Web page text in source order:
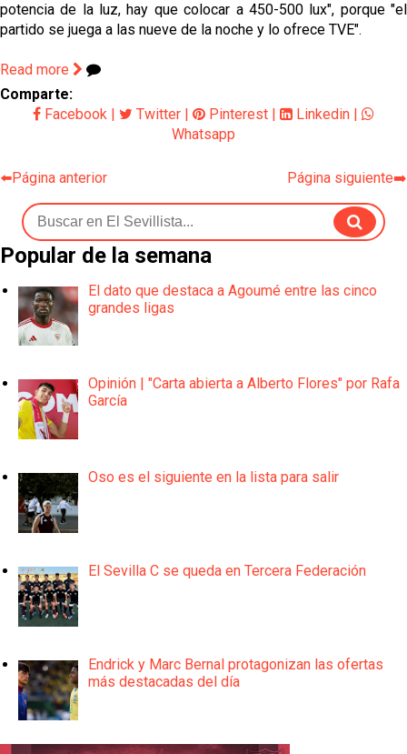
potencia de la luz, hay que colocar a 450-500 lux", porque "el
partido se juega a las nueve de la noche y lo ofrece TVE".
Read more
Comparte:
Facebook
Twitter Pinterest Linkedin
Whatsapp
⬅️Página anterior Página siguiente➡️
Popular de la semana
El dato que destaca a Agoumé entre las cinco
grandes ligas
Opinión | "Carta abierta a Alberto Flores" por Rafa
García
Oso es el siguiente en la lista para salir
El Sevilla C se queda en Tercera Federación
Endrick y Marc Bernal protagonizan las ofertas
más destacadas del día